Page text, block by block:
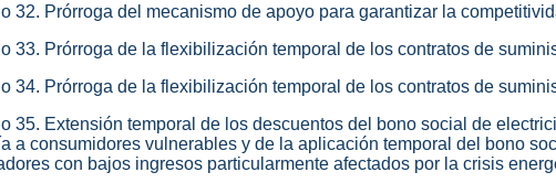
32. Prórroga del mecanismo de apoyo para garantizar la
33. Prórroga de la flexibilización temporal de los contratos de
34. Prórroga de la flexibilización temporal de los contratos de
35. Extensión temporal de los descuentos del bono social de
a consumidores vulnerables y de la aplicación temporal del bono
con bajos ingresos particularmente afectados por la crisis